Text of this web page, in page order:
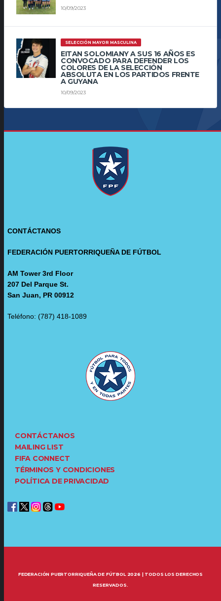
10/09/2023
SELECCIÓN MAYOR MASCULINA
EITAN SOLOMIANY A SUS 16 AÑOS ES
CONVOCADO PARA DEFENDER LOS
COLORES DE LA SELECCIÓN
ABSOLUTA EN LOS PARTIDOS FRENTE
A GUYANA
10/09/2023
CONTÁCTANOS
FEDERACIÓN PUERTORRIQUEÑA DE FÚTBOL
AM Tower 3rd Floor
207 Del Parque St.
San Juan, PR 00912
Teléfono: (787) 418-1089
CONTÁCTANOS
MAILING LIST
FIFA CONNECT
TÉRMINOS Y CONDICIONES
POLÍTICA DE PRIVACIDAD
FEDERACIÓN PUERTORRIQUEÑA DE FÚTBOL 2026 | TODOS LOS DERECHOS
RESERVADOS.